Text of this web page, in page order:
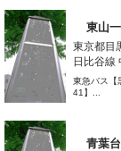
東山
東京都目
日比谷線
東急バス【
41】...
青葉